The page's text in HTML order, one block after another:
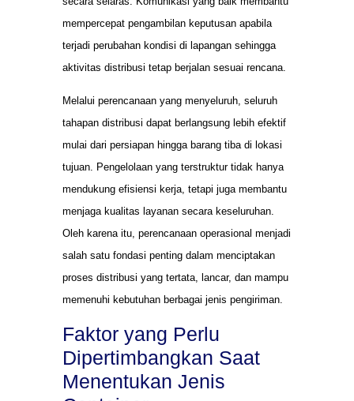
mempercepat pengambilan keputusan apabila
terjadi perubahan kondisi di lapangan sehingga
aktivitas distribusi tetap berjalan sesuai rencana.
Melalui perencanaan yang menyeluruh, seluruh
tahapan distribusi dapat berlangsung lebih efektif
mulai dari persiapan hingga barang tiba di lokasi
tujuan. Pengelolaan yang terstruktur tidak hanya
mendukung efisiensi kerja, tetapi juga membantu
menjaga kualitas layanan secara keseluruhan.
Oleh karena itu, perencanaan operasional menjadi
salah satu fondasi penting dalam menciptakan
proses distribusi yang tertata, lancar, dan mampu
memenuhi kebutuhan berbagai jenis pengiriman.
Faktor yang Perlu
Dipertimbangkan Saat
Menentukan Jenis